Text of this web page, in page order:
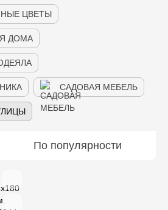
ЦВЕТЫ
ДОМА
САДОВАЯ МЕБЕЛЬ
По популярности